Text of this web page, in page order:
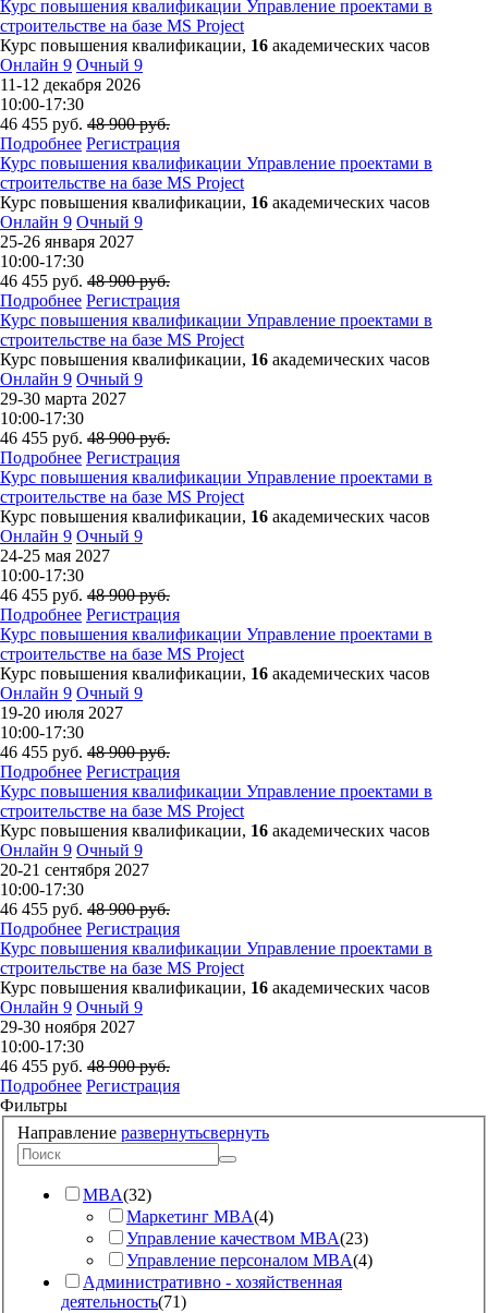
Курс повышения квалификации Управление проектами в
строительстве на базе MS Project
Курс повышения квалификации, 16 академических часов
Онлайн 9 Очный 9
11-12 декабря 2026
10:00-17:30
46 455 руб. 48 900руб.
Подробнее Регистрация
Курс повышения квалификации Управление проектами в
строительстве на базе MS Project
Курс повышения квалификации, 16 академических часов
Онлайн 9 Очный 9
25-26 января 2027
10:00-17:30
46 455 руб. 48 900руб.
Подробнее Регистрация
Курс повышения квалификации Управление проектами в
строительстве на базе MS Project
Курс повышения квалификации, 16 академических часов
Онлайн 9 Очный 9
29-30 марта 2027
10:00-17:30
46 455 руб. 48 900руб.
Подробнее Регистрация
Курс повышения квалификации Управление проектами в
строительстве на базе MS Project
Курс повышения квалификации, 16 академических часов
Онлайн 9 Очный 9
24-25 мая 2027
10:00-17:30
46 455 руб. 48 900руб.
Подробнее Регистрация
Курс повышения квалификации Управление проектами в
строительстве на базе MS Project
Курс повышения квалификации, 16 академических часов
Онлайн 9 Очный 9
19-20 июля 2027
10:00-17:30
46 455 руб. 48 900руб.
Подробнее Регистрация
Курс повышения квалификации Управление проектами в
строительстве на базе MS Project
Курс повышения квалификации, 16 академических часов
Онлайн 9 Очный 9
20-21 сентября 2027
10:00-17:30
46 455 руб. 48 900руб.
Подробнее Регистрация
Курс повышения квалификации Управление проектами в
строительстве на базе MS Project
Курс повышения квалификации, 16 академических часов
Онлайн 9 Очный 9
29-30 ноября 2027
10:00-17:30
46 455 руб. 48 900руб.
Подробнее Регистрация
Фильтры
Направление развернутьсвернуть
MBA(32)
Маркетинг MBA(4)
Управление качеством MBA(23)
Управление персоналом MBA(4)
Административно - хозяйственная
деятельность(71)